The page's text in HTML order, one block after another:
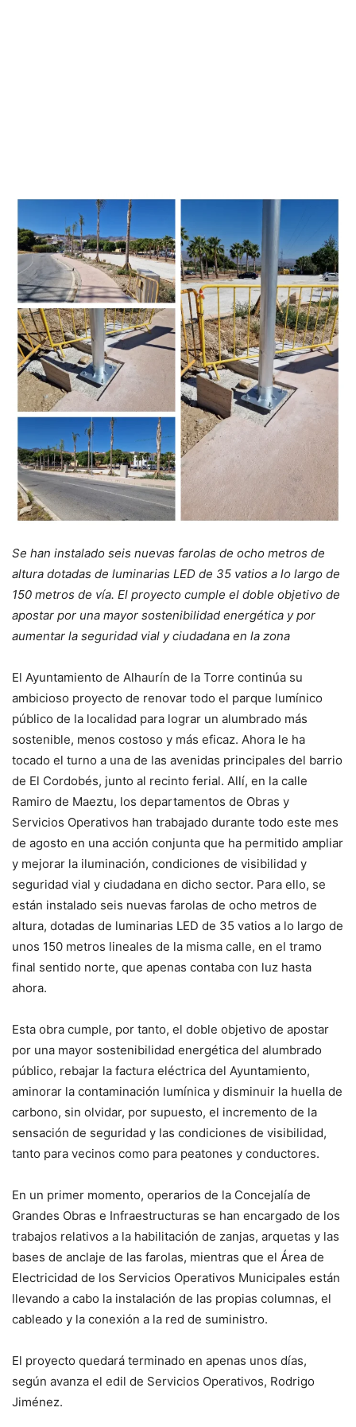
Se han instalado seis nuevas farolas de ocho metros de
altura dotadas de luminarias LED de 35 vatios a lo largo de
150 metros de vía. El proyecto cumple el doble objetivo de
apostar por una mayor sostenibilidad energética y por
aumentar la seguridad vial y ciudadana en la zona
El Ayuntamiento de Alhaurín de la Torre continúa su
ambicioso proyecto de renovar todo el parque lumínico
público de la localidad para lograr un alumbrado más
sostenible, menos costoso y más eficaz. Ahora le ha
tocado el turno a una de las avenidas principales del barrio
de El Cordobés, junto al recinto ferial. Allí, en la calle
Ramiro de Maeztu, los departamentos de Obras y
Servicios Operativos han trabajado durante todo este mes
de agosto en una acción conjunta que ha permitido ampliar
y mejorar la iluminación, condiciones de visibilidad y
seguridad vial y ciudadana en dicho sector. Para ello, se
están instalado seis nuevas farolas de ocho metros de
altura, dotadas de luminarias LED de 35 vatios a lo largo de
unos 150 metros lineales de la misma calle, en el tramo
final sentido norte, que apenas contaba con luz hasta
ahora.
Esta obra cumple, por tanto, el doble objetivo de apostar
por una mayor sostenibilidad energética del alumbrado
público, rebajar la factura eléctrica del Ayuntamiento,
aminorar la contaminación lumínica y disminuir la huella de
carbono, sin olvidar, por supuesto, el incremento de la
sensación de seguridad y las condiciones de visibilidad,
tanto para vecinos como para peatones y conductores.
En un primer momento, operarios de la Concejalía de
Grandes Obras e Infraestructuras se han encargado de los
trabajos relativos a la habilitación de zanjas, arquetas y las
bases de anclaje de las farolas, mientras que el Área de
Electricidad de los Servicios Operativos Municipales están
llevando a cabo la instalación de las propias columnas, el
cableado y la conexión a la red de suministro.
El proyecto quedará terminado en apenas unos días,
según avanza el edil de Servicios Operativos, Rodrigo
Jiménez.